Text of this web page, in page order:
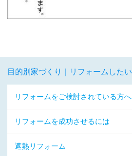
目的別家づくり｜リフォームしたい
リフォームをご検討されている方へ
リフォームを成功させるには
遮熱リフォーム